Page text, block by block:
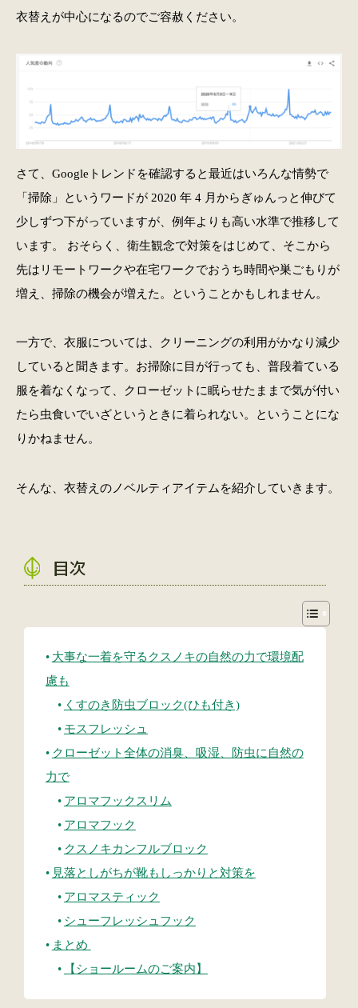
衣替えが中心になるのでご容赦ください。
さて、Googleトレンドを確認すると最近はいろんな情勢で
「掃除」というワードが 2020 年 4 月からぎゅんっと伸びて
少しずつ下がっていますが、例年よりも高い水準で推移して
います。 おそらく、衛生観念で対策をはじめて、そこから
先はリモートワークや在宅ワークでおうち時間や巣ごもりが
増え、掃除の機会が増えた。ということかもしれません。
一方で、衣服については、クリーニングの利用がかなり減少
していると聞きます。お掃除に目が行っても、普段着ている
服を着なくなって、クローゼットに眠らせたままで気が付い
たら虫食いでいざというときに着られない。ということにな
りかねません。
そんな、衣替えのノベルティアイテムを紹介していきます。
目次
大事な一着を守るクスノキの自然の力で環境配
慮も
くすのき防虫ブロック(ひも付き)
モスフレッシュ
クローゼット全体の消臭、吸湿、防虫に自然の
力で
アロマフックスリム
アロマフック
クスノキカンフルブロック
見落としがちが靴もしっかりと対策を
アロマスティック
シューフレッシュフック
まとめ
【ショールームのご案内】